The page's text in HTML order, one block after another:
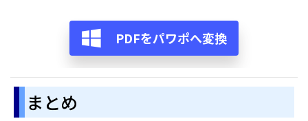
PDFをパワポへ変換
まとめ